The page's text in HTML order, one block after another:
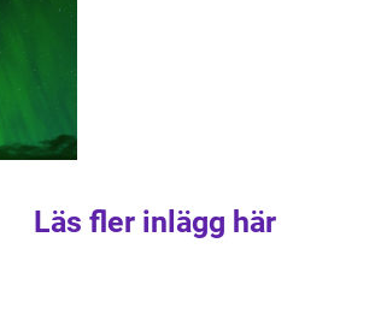
Läs fler inlägg här